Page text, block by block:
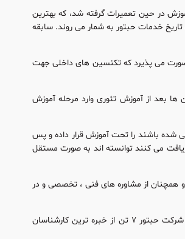
در حین تعمیرات گرفته شد، که بهترین
خدمات حبتور به شمار می روند. سابقه
صورت می پذیرد که تکنسین های داخلی جهت
بعد از آموزش تئوری وارد مرحله آموزش
شده باشند را تحت آموزش قرار داده و پس
از شرکت دریافت می کنند توانسته اند به صورت مستقل
خود ادامه می دهند و همچنان از مشاوره های فنی ، تخصصی و در
به لطف خداوند تکنسین های آموزش دیده این شرکت از ابتدا تا کنون به بیش از ۲۰ نفر می رسد و هم اکنون در تیم فنی شرکت حبتور ۷ تن از خبره ترین کارشناسان